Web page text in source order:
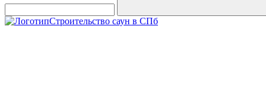
Строительство саун в СПб